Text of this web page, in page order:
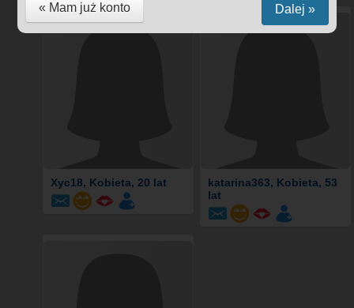
Xyc18, Kobieta, 20 lat katarina363, Kobieta, 53
lat
« Mam już konto Dalej »